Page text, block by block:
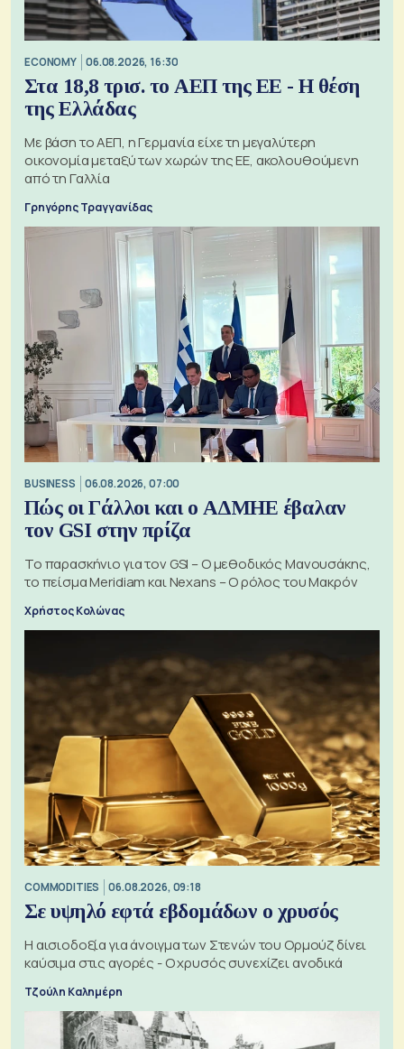
ECONOMY 06.08.2026, 16:30
Στα 18,8 τρισ. το ΑΕΠ της ΕΕ - Η θέση
της Ελλάδας
Με βάση το ΑΕΠ, η Γερμανία είχε τη μεγαλύτερη
οικονομία μεταξύ των χωρών της ΕΕ, ακολουθούμενη
από τη Γαλλία
Γρηγόρης Τραγγανίδας
BUSINESS 06.08.2026, 07:00
Πώς οι Γάλλοι και ο ΑΔΜΗΕ έβαλαν
τον GSI στην πρίζα
Το παρασκήνιο για τον GSI – Ο μεθοδικός Μανουσάκης,
το πείσμα Meridiam και Nexans – Ο ρόλος του Μακρόν
Χρήστος Κολώνας
COMMODITIES 06.08.2026, 09:18
Σε υψηλό εφτά εβδομάδων ο χρυσός
Η αισιοδοξία για άνοιγμα των Στενών του Ορμούζ δίνει
καύσιμα στις αγορές - Ο χρυσός συνεχίζει ανοδικά
Τζούλη Καλημέρη